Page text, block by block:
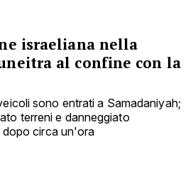
israeliana nella
al confine con la
sono entrati a Samadaniyah;
terreni e danneggiato
circa un'ora